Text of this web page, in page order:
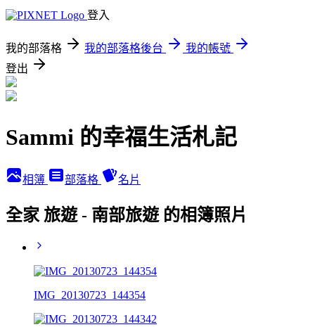
登入
我的部落格 我的部落格後台
我的帳號
登出
Sammi 的幸福生活札記
相簿 部落格 名片
全家 旅遊 - 南部旅遊 的相簿照片
IMG_20130723_144354